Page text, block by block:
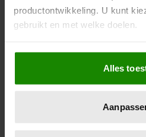
productontwikkeling. U kunt
gebruikt en met welke doelen.
Als u het toestaat, willen we
Informatie verzamelen
locatie, die tot een paar
scannen op specifieke
Alles
Hoe ongezond